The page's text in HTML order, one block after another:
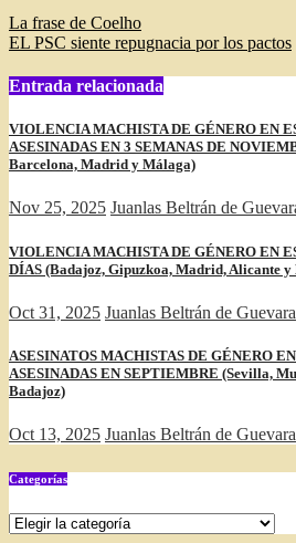
Navegación
de
entradas
La frase de Coelho
EL PSC siente repugnacia por los pactos
Entrada relacionada
VIOLENCIA MACHISTA DE GÉNERO EN
ASESINADAS EN 3 SEMANAS DE
Barcelona, Madrid y Málaga)
Nov 25, 2025 Juanlas Beltrán de
VIOLENCIA MACHISTA DE GÉNERO EN
DÍAS (Badajoz, Gipuzkoa, Madrid, Alicante
Oct 31, 2025 Juanlas Beltrán de Guevara
ASESINATOS MACHISTAS DE GÉNERO
ASESINADAS EN SEPTIEMBRE (Sevilla,
Badajoz)
Oct 13, 2025 Juanlas Beltrán de Guevara
Categorías
Categorías